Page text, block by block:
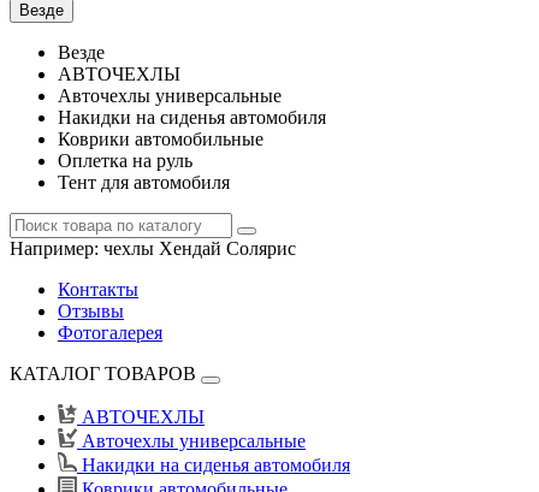
Везде
Везде
АВТОЧЕХЛЫ
Авточехлы универсальные
Накидки на сиденья автомобиля
Коврики автомобильные
Оплетка на руль
Тент для автомобиля
Например: чехлы Хендай Солярис
Контакты
Отзывы
Фотогалерея
КАТАЛОГ ТОВАРОВ
АВТОЧЕХЛЫ
Авточехлы универсальные
Накидки на сиденья автомобиля